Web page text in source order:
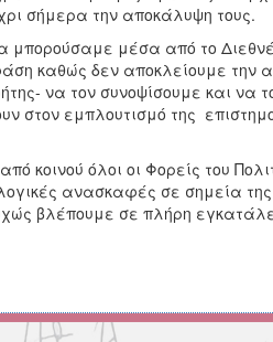
σήμερα την αποκάλυψη τους.
μέσα από το
καθώς δεν αποκλείουμε την
να τον συνοψίσουμε και να
στον εμπλουτισμό της
κοινού όλοι οι Φορείς του
ανασκαφές σε σημεία
βλέπουμε σε πλήρη